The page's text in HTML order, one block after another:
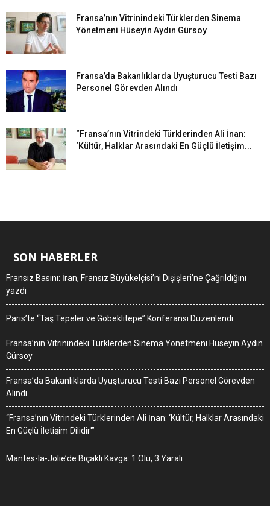
Fransa’nın Vitrinindeki Türklerden Sinema
Yönetmeni Hüseyin Aydın Gürsoy
Fransa’da Bakanlıklarda Uyuşturucu Testi Bazı
Personel Görevden Alındı
“Fransa’nın Vitrindeki Türklerinden Ali İnan:
‘Kültür, Halklar Arasındaki En Güçlü İletişim...
SON HABERLER
Fransız Basını: İran, Fransız Büyükelçisi’ni Dışişleri’ne Çağrıldığını
yazdı
Paris’te “Taş Tepeler ve Göbeklitepe” Konferansı Düzenlendi.
Fransa’nın Vitrinindeki Türklerden Sinema Yönetmeni Hüseyin Aydın
Gürsoy
Fransa’da Bakanlıklarda Uyuşturucu Testi Bazı Personel Görevden
Alındı
“Fransa’nın Vitrindeki Türklerinden Ali İnan: ‘Kültür, Halklar Arasındaki
En Güçlü İletişim Dilidir'”
Mantes-la-Jolie’de Bıçaklı Kavga: 1 Ölü, 3 Yaralı